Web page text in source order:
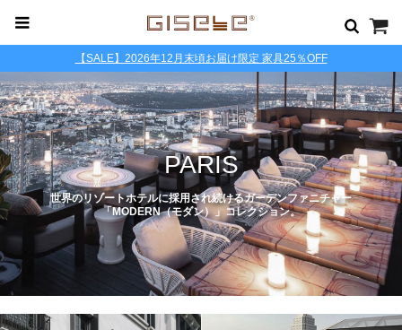
【SALE】2026年12月末頃お届け限定 家具25％OFF
PARIS
世界のリゾートホテルに採用され続けるガーデンファニチャー
「MODERN（モダン）」コレクション。